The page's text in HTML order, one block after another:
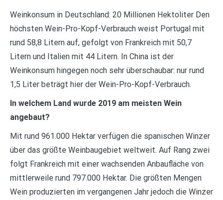
Weinkonsum in Deutschland: 20 Millionen Hektoliter Den
höchsten Wein-Pro-Kopf-Verbrauch weist Portugal mit
rund 58,8 Litern auf, gefolgt von Frankreich mit 50,7
Litern und Italien mit 44 Litern. In China ist der
Weinkonsum hingegen noch sehr überschaubar: nur rund
1,5 Liter beträgt hier der Wein-Pro-Kopf-Verbrauch.
In welchem Land wurde 2019 am meisten Wein
angebaut?
Mit rund 961.000 Hektar verfügen die spanischen Winzer
über das größte Weinbaugebiet weltweit. Auf Rang zwei
folgt Frankreich mit einer wachsenden Anbaufläche von
mittlerweile rund 797.000 Hektar. Die größten Mengen
Wein produzierten im vergangenen Jahr jedoch die Winzer